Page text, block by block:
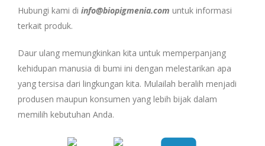
Hubungi kami di info@biopigmenia.com untuk informasi
terkait produk.
Daur ulang memungkinkan kita untuk memperpanjang
kehidupan manusia di bumi ini dengan melestarikan apa
yang tersisa dari lingkungan kita. Mulailah beralih menjadi
produsen maupun konsumen yang lebih bijak dalam
memilih kebutuhan Anda.